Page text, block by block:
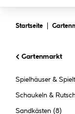
Startseite
Gartenmarkt
Spielhäuser &
Schaukeln &
Sandkästen (8)